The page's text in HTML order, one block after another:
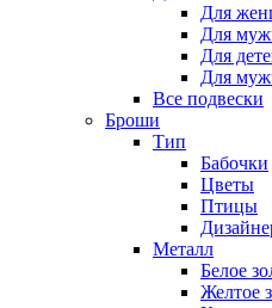
Для
Для
Для
Для
Все подвески
Броши
Тип
Бабочки
Цветы
Птицы
Металл
Белое
Желтое